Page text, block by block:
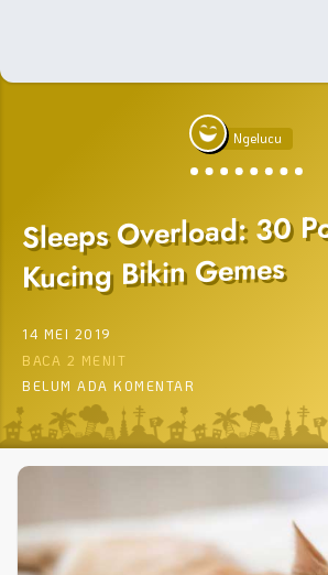
Ngelucu
Sleeps Overload: 30
Kucing Bikin Gemes
14 MEI 2019
BACA 2 MENIT
BELUM ADA KOMENTAR